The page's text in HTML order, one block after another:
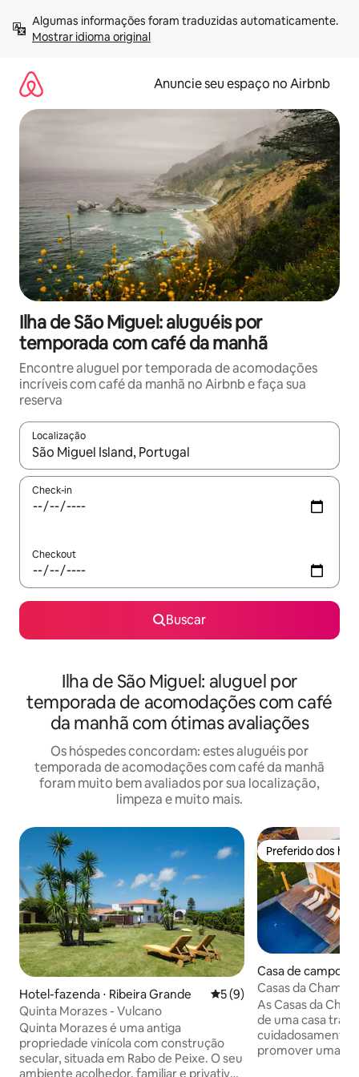
para
Mostrar idioma original
Anuncie seu espaço no Airbnb
Ilha de São Miguel: aluguéis por
temporada com café da manhã
Encontre aluguel por temporada de acomodações
incríveis com café da manhã no Airbnb e faça sua
reserva
Localização
Quando os resultados estiverem disponíveis, explore-os
Check-in
Checkout
Buscar
Ilha de São Miguel: aluguel por
temporada de acomodações com café
da manhã com ótimas avaliações
Os hóspedes concordam: estes aluguéis por
temporada de acomodações com café da manhã
foram muito bem avaliados por sua localização,
limpeza e muito mais.
Hotel-fazenda ⋅ Ribeira Grande 5 de uma avaliação média
5 (9)
Quinta Morazes - Vulcano
Quinta Morazes é uma antiga
propriedade vinícola com construção
secular, situada em Rabo de Peixe. O seu
ambiente acolhedor, familiar e privativo,
Preferido dos
Preferido dos
Casa de campo ⋅
azenda
Casas da
As Casas da
de uma casa
cuidadosamente
promover uma